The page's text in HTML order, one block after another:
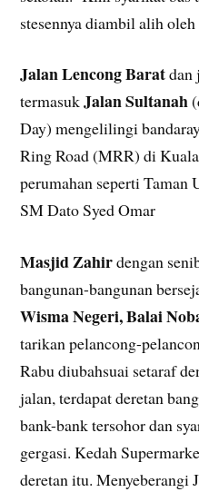
stesennya diambil alih
Jalan Lencong Baratdan
termasukJalan Sultanah
Day) mengelilingi
Ring Road (MRR) di
perumahan seperti Taman
SM Dato Syed Omar
Masjid Zahirdengan
bangunan-bangunan
Wisma Negeri, Balai
tarikan pelancong-
Rabu diubahsuai setaraf
jalan, terdapat deretan
bank-bank tersohor dan
gergasi. Kedah
deretan itu. Menyeberangi